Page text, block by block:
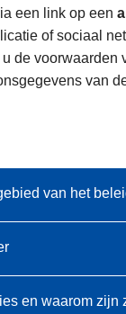
een link op een
of sociaal
de voorwaarden
van
van het
en waarom zijn